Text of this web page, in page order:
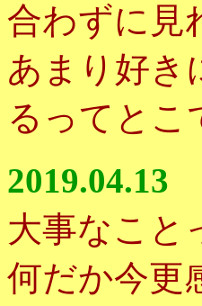
合わずに見
あまり好き
るってとこ
2019.04.13
大事なこと
何だか今更